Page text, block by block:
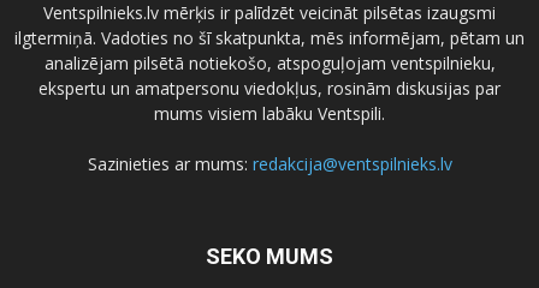
Ventspilnieks.lv mērķis ir palīdzēt veicināt pilsētas izaugsmi
ilgtermiņā. Vadoties no šī skatpunkta, mēs informējam, pētam un
analizējam pilsētā notiekošo, atspoguļojam ventspilnieku,
ekspertu un amatpersonu viedokļus, rosinām diskusijas par
mums visiem labāku Ventspili.
Sazinieties ar mums: redakcija@ventspilnieks.lv
SEKO MUMS